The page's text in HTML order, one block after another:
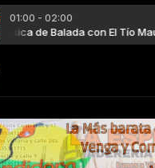
01:00 - 02:00
de Balada con El Tío Mau
Deejays - What A Felling